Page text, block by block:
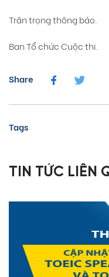
Trân trọng thông báo.
Ban Tổ chức Cuộc thi.
Share
Tags
TIN TỨC LIÊN